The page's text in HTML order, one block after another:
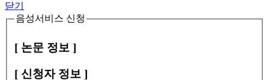
닫기
음성서비스 신청
[ 논문 정보 ]
[ 신청자 정보 ]